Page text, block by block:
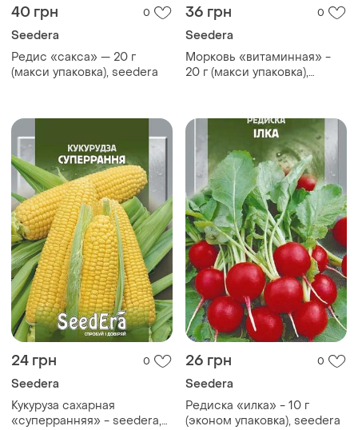
40 грн 0
Seedera
Редис «сакса» — 20 г
(макси упаковка), seedera
36 грн 0
Seedera
Морковь «витаминная» -
20 г (макси упаковка),
24 грн 0
Seedera
Кукуруза сахарная
«суперранняя» - seedera,
26 грн 0
Seedera
Редиска «илка» - 10 г
(эконом упаковка), seedera